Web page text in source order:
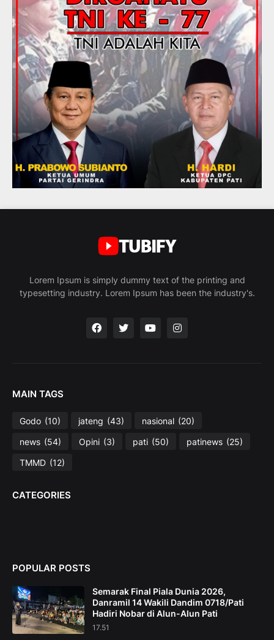
Lorem Ipsum is simply dummy text of the printing and
typesetting industry. Lorem Ipsum has been the industry's.
MAIN TAGS
Godo (10) jateng (43) nasional (20)
news (54) Opini (3) pati (50) patinews (25)
TMMD (12)
CATEGORIES
POPULAR POSTS
Semarak Final Piala Dunia 2026,
Danramil 14 Wakili Dandim 0718/Pati
Hadiri Nobar di Alun-Alun Pati
17.51